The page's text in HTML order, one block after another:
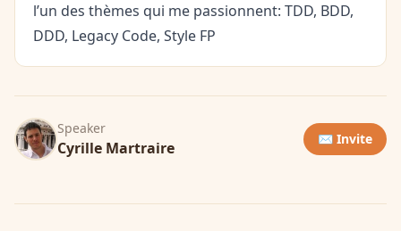
l’un des thèmes qui me passionnent: TDD, BDD,
DDD, Legacy Code, Style FP
Speaker
Cyrille Martraire ✉️ Invite